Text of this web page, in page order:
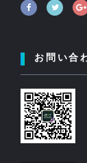
お問い合